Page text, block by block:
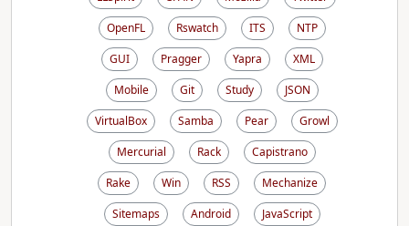
OpenFL
Rswatch ITS
NTP
GUI
Pragger Yapra
XML
Mobile
Git Study
JSON
VirtualBox
Samba Pear
Growl
Mercurial
Rack
Capistrano
Rake
Win RSS
Mechanize
Sitemaps
Android
JavaScript